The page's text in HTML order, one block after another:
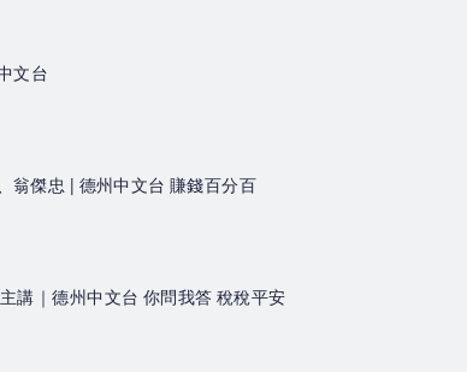
文台
翁傑忠 | 德州中文台 賺錢百分百
講｜德州中文台 你問我答 稅稅平安